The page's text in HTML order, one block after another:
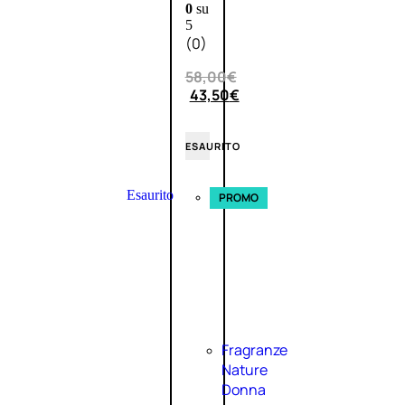
0su
5
(0)
58,00€
43,50€
ESAURITO
Esaurito PROMO
Fragranze
Nature
Donna